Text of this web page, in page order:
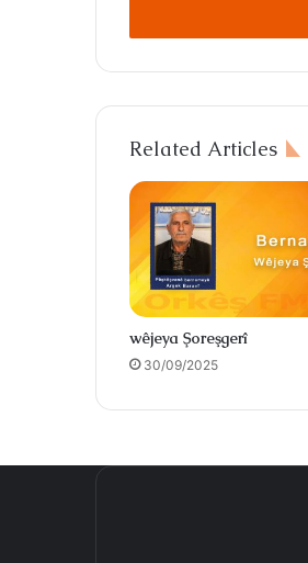
Related Articles
wêjeya Şoreşgerî
30/09/2025